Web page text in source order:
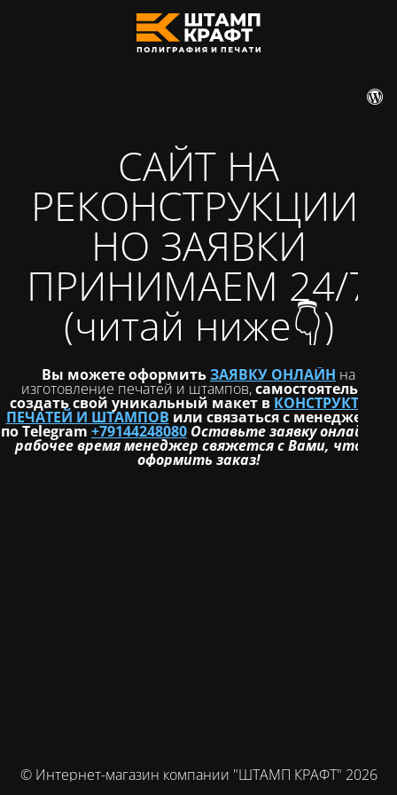
САЙТ НА
РЕКОНСТРУКЦИИ,
НО ЗАЯВКИ
ПРИНИМАЕМ 24/7
(читай ниже👇)
Вы можете оформитьЗАЯВКУ ОНЛАЙН на
изготовление печатей и штампов,самостоятельно
создать свой уникальный макет в КОНСТРУКТОРЕ
ПЕЧАТЕЙ И ШТАМПОВ или связаться с менеджером
по Telegram+79144248080 Оставьте заявку онлайн и в
рабочее время менеджер свяжется с Вами, чтобы
оформить заказ!
© Интернет-магазин компании "ШТАМП КРАФТ" 2026